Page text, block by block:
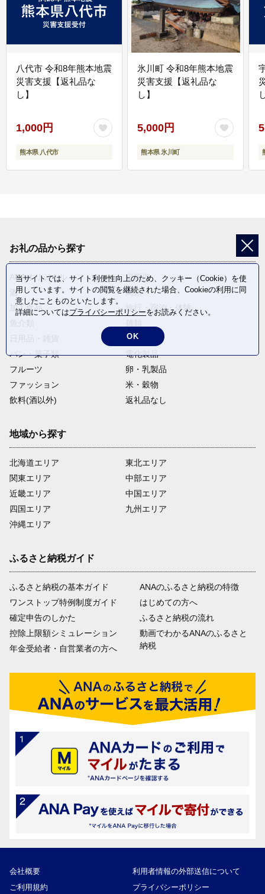
八代市 令和8年熊本地震
災害支援【返礼品な
し】
1,000円
熊本県 八代市
氷川町 令和8年熊本地震
災害支援【返礼品な
し】
5,000円
熊本県 氷川町
お礼の品から探す
ANAオリジナル
定期便
酒
肉類
加工食品
旅行・宿泊・体験
野菜
パン・菓子類
電化製品
フルーツ
卵・乳製品
ファッション
米・穀物
飲料(酒以外)
返礼品なし
地域から探す
北海道エリア
関東エリア
近畿エリア
四国エリア
沖縄エリア
東北エリア
中部エリア
中国エリア
九州エリア
ふるさと納税ガイド
ふるさと納税の基本ガイド
ワンストップ特例制度ガイド
確定申告のしかた
控除上限額シミュレーション
年金受給者・自営業者の方へ
ANAのふるさと納税の特徴
はじめての方へ
ふるさと納税の流れ
動画でわかるANAのふるさと
納税
会社概要
利用者情報の外部送信について
ご利用規約
プライバシーポリシー
当サイトでは、サイト利便性向上のため、クッキー（Cookie）を使
用しています。サイトの閲覧を継続された場合、Cookieの利用に同
意したことものといたします。
詳細についてはプライバシーポリシーをお読みください。
OK